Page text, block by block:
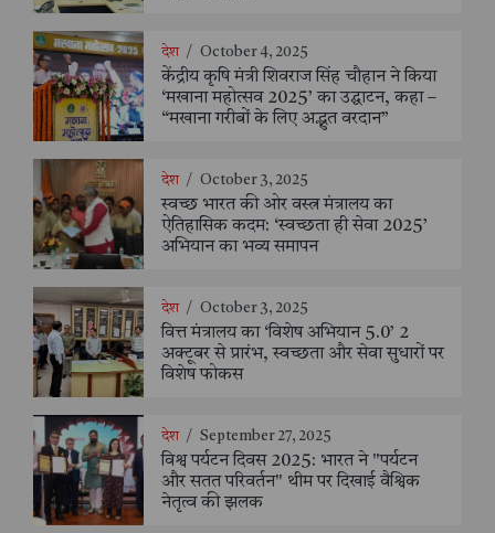
देश / October 4, 2025
केंद्रीय कृषि मंत्री शिवराज सिंह चौहान ने किया
‘मखाना महोत्सव 2025’ का उद्घाटन, कहा –
“मखाना गरीबों के लिए अद्भुत वरदान”
देश / October 3, 2025
स्वच्छ भारत की ओर वस्त्र मंत्रालय का
ऐतिहासिक कदम: ‘स्वच्छता ही सेवा 2025’
अभियान का भव्य समापन
देश / October 3, 2025
वित्त मंत्रालय का ‘विशेष अभियान 5.0’ 2
अक्टूबर से प्रारंभ, स्वच्छता और सेवा सुधारों पर
विशेष फोकस
देश / September 27, 2025
विश्व पर्यटन दिवस 2025: भारत ने "पर्यटन
और सतत परिवर्तन" थीम पर दिखाई वैश्विक
नेतृत्व की झलक